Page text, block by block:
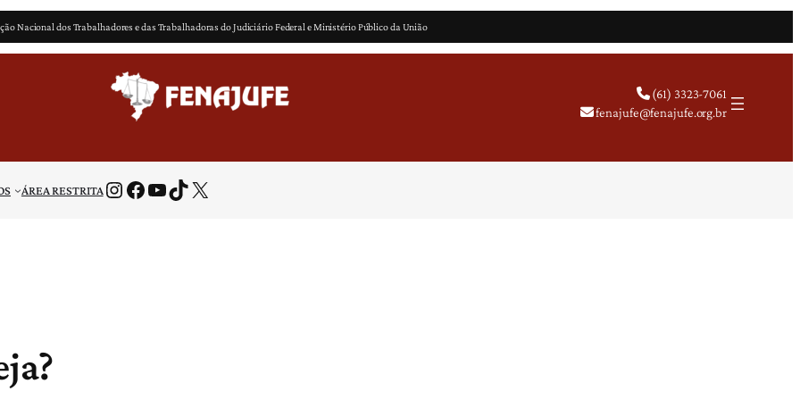
Nacional dos Trabalhadores e das Trabalhadoras do Judiciário Federal e Ministério Público da União
(61) 3323-7061
fenajufe@fenajufe.org.br
ÁREA RESTRITAInstagram Facebook Youtube TikTok X